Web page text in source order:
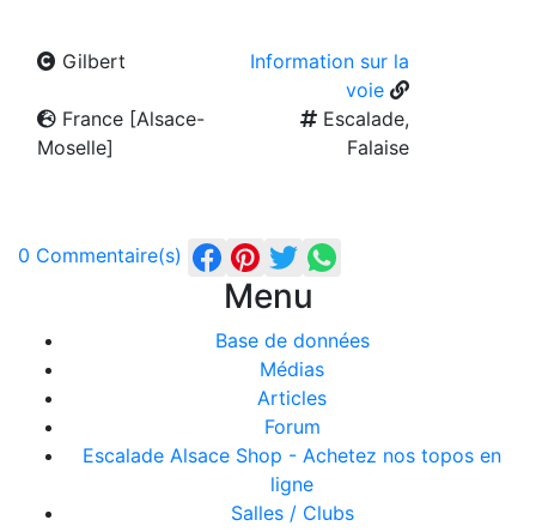
Gilbert
Information sur la
voie
France [Alsace-
Moselle]
Escalade,
Falaise
0 Commentaire(s)
Menu
Base de données
Médias
Articles
Forum
Escalade Alsace Shop - Achetez nos topos en
ligne
Salles / Clubs